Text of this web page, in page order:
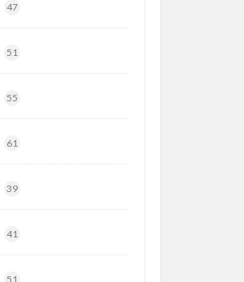
47
51
55
61
39
41
51